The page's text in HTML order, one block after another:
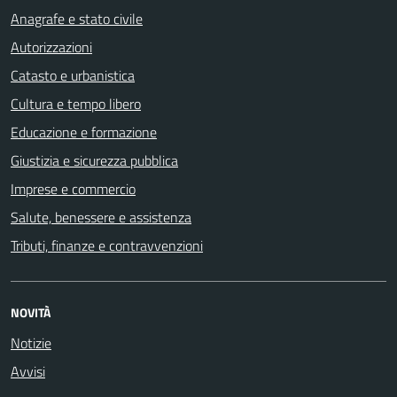
Anagrafe e stato civile
Autorizzazioni
Catasto e urbanistica
Cultura e tempo libero
Educazione e formazione
Giustizia e sicurezza pubblica
Imprese e commercio
Salute, benessere e assistenza
Tributi, finanze e contravvenzioni
NOVITÀ
Notizie
Avvisi